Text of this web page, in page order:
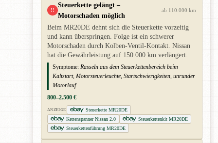
!!
Steuerkette gelängt –
Motorschaden möglich
ab 110.000 km
Beim MR20DE dehnt sich die Steuerkette vorzeitig
und kann überspringen. Folge ist ein schwerer
Motorschaden durch Kolben-Ventil-Kontakt. Nissan
hat die Gewährleistung auf 150.000 km verlängert.
Symptome: Rasseln aus dem Steuerkettenbereich beim
Kaltstart, Motorsteuerleuchte, Startschwierigkeiten, unrunder
Motorlauf.
800–2.500 €
ANZEIGE
Steuerkette MR20DE
Kettenspanner Nissan 2.0
Steuerkettenkit MR20DE
Steuerkettenführung MR20DE